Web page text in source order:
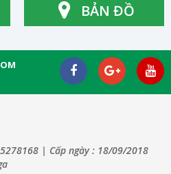
BẢN ĐỒ
| Cấp ngày : 18/09/2018